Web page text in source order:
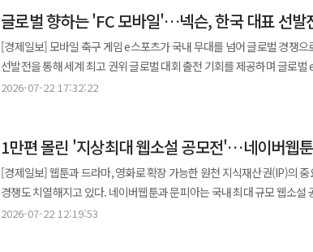
다양한 학습 기회를 제공받을 수 있는 기반이 마련됐다. 향후에는 복수
확대될 경우, 시간과 장소의 제약 없이 한국과 베트남의 교육과정을 병
기대된다. 세부 사업은 양 기관의 협의를 거쳐 단계적으로 추진되며, 협약은 체결일로부터 5년간 유효하다. 별도의 종료
의사가 없으면 자동 연장되며, 진행 중인 사업은 협약 종료 이후에도 계속 추진할 수
건양사이버대학교, 경희사이버대학교, 고려사이버대학교, 국제사이버대
한국복지사이버대학교, 한국열린사이버대학교, 한양사이버대학교, 화
참여한다. ◆ 세계 고등교육의 새로운 흐름, 온라인 교육 사이버대학 교육계는 이번 협약이 단순한 대학 간 교류를 넘어
세계적으로 빠르게 확산되고 있는 온라인 고등교육 흐름 속에서 한국과
시장에서는 높은 자유도와 액션성을 앞세운 대작 게임뿐 아니라 몰입감
장르가 꾸준한 관심을 받고 있다. 이용자의 선택이 이야기의 흐름을 바꾸
독창적인 세계관과 서사 구조를 갖춘 인디 게임들의 글로벌 진출 사례도 늘어나고 있다. '스테퍼
퀘스트'는 초능력을 활용해 사건의 단서를 추적하고 진실에 접근하는
게임이다. 해당 게임은 총 6개의 에피소드로 구성됐으며 전체 플레이 타
나아가 문서와 지도, 등장인물 간 대화 등 다양한 정보를 종합적으로 분
플레이어는 초능력의 흔적이 남아 있는 각종 자료를 탐색하고 이를 조합
다른 결말이 전개되는 만큼 추리 과정 자체가 게임의 핵심 콘텐츠로 작용한다. 이번 작품은 시리즈 최초로 PC
스위치 버전을 동시에 출시하며 플랫폼 경쟁력도 강화했다. 이를 통해
게임을 즐길 수 있도록 했다. 콘텐츠 완성도를 높이기 위한 요소들도 적용됐다. 전문 성우진의 음성을 수록해 캐릭터의
글로벌 향하는 'FC 모바일'…넥슨, 한국 대표 선발
[경제일보] 모바일 축구 게임 e스포츠가 국내 무대를 넘어 글로벌 경쟁
선발전을 통해 세계 최고 권위 글로벌 대회 출전 기회를 제공하며 글로벌 e스포츠
일렉트로닉 아츠(EA)가 개발하고 자사가 서비스하는 'EA 스포츠 FC 모
자리를 놓고 경쟁할 예정이다. 국내 대표 선발전인 e리그앙 코리아 투어
e스포츠 대회 'e리그앙 투어'와의 파트너십을 통해 마련됐다. 최근 게임업계에서는 글로벌 e스포츠가 게임의 장기
흥행과 이용자 확보를 위한 핵심 경쟁력으로 자리 잡고 있다. 특히 스포츠
IP와의 협업을 기반으로 이용자 참여를 확대하고 국제 무대와 연결되는
FC 온라인과 FC 모바일을 중심으로 글로벌 e스포츠 경쟁력을 강화하며
2026-07-22 17:32:22
1만편 몰린 '지상최대 웹소설 공모전'…네이버웹
키운다
[경제일보] 웹툰과 드라마, 영화로 확장 가능한 원천 지식재산권(IP)의
경쟁도 치열해지고 있다. 네이버웹툰과 문피아는 국내 최대 규모 웹소설
창작 생태계 확대와 IP 경쟁력 강화에 나섰다. 22일 네이버웹툰과 문피아는 공동 주최한 '2026 지상최대 웹소설
2026-07-22 12:19:53